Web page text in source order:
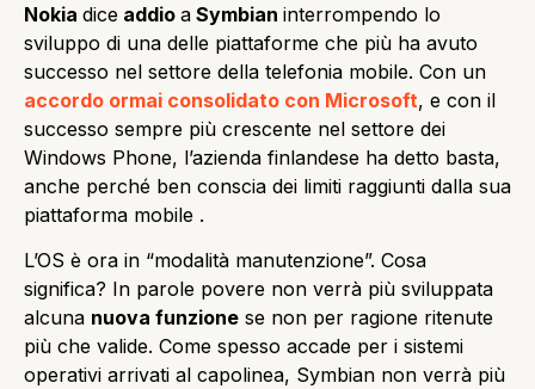
Nokia dice addio a Symbian interrompendo lo
sviluppo di una delle piattaforme che più ha avuto
successo nel settore della telefonia mobile. Con un
accordo ormai consolidato con Microsoft, e con il
successo sempre più crescente nel settore dei
Windows Phone, l’azienda finlandese ha detto basta,
anche perché ben conscia dei limiti raggiunti dalla sua
piattaforma mobile .
L’OS è ora in “modalità manutenzione”. Cosa
significa? In parole povere non verrà più sviluppata
alcuna nuova funzione se non per ragione ritenute
più che valide. Come spesso accade per i sistemi
operativi arrivati al capolinea, Symbian non verrà più